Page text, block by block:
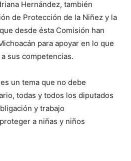
Hernández, también
de Protección de la Niñez y la
desde ésta Comisión han
para apoyar en lo que
sus competencias.
un tema que no debe
todas y todos los diputados
y trabajo
a niñas y niños